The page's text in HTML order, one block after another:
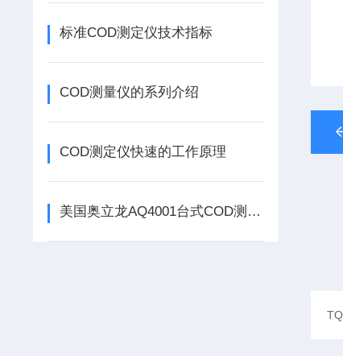
标准COD测定仪技术指标
COD测量仪的系列介绍
COD测定仪快速的工作原理
美国奥立龙AQ4001台式COD测定仪（消解器可选）